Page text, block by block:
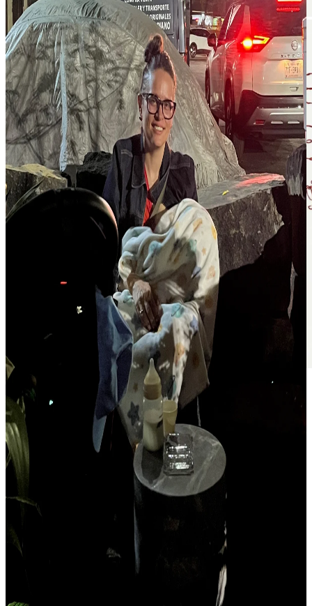
Inauguración:Inscripciones
rupestres: Inscripción I
📅: 28 de mayo de 2026
🕕:
6:00 pm – 10:00 pm
🎟:Entrada libre
Inauguración de la Inscripción I de la exposición "Inscripciones
rupestres" de
, curada por Roselin Rodríguez Espinosa
para el retablo del lobby de El Castillo de Chapultepec y para
de El Castillo de Chapultepec